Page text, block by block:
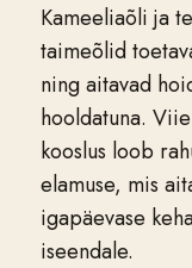
Kameeliaõli ja
taimeõlid
ning aitavad
hooldatuna.
kooslus loob
elamuse, mis
igapäevase
iseendale.